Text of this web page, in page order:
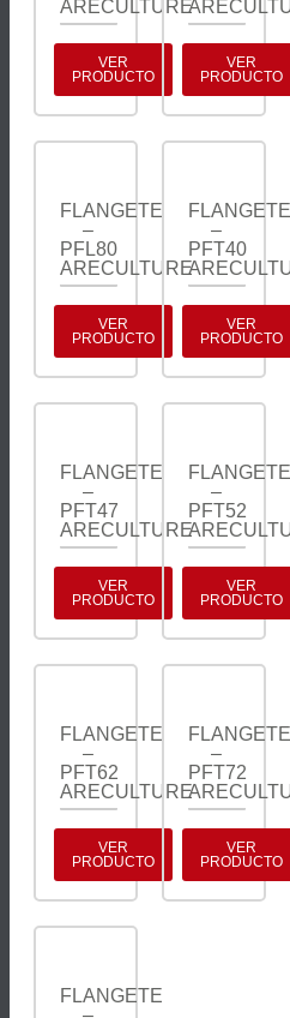
ARECULTURE
VER
PRODUCTO
VER
PRODUCTO
FLANGETE
–
PFL80
ARECULTURE
VER
PRODUCTO
FLANGETE
–
PFT40
VER
PRODUCTO
FLANGETE
–
PFT47
ARECULTURE
VER
PRODUCTO
FLANGETE
–
PFT52
VER
PRODUCTO
FLANGETE
–
PFT62
ARECULTURE
VER
PRODUCTO
FLANGETE
–
PFT72
VER
PRODUCTO
FLANGETE